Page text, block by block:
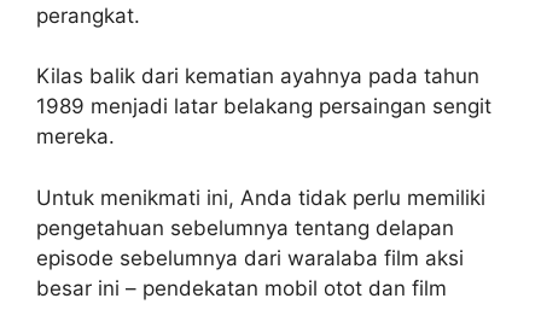
perangkat.
Kilas balik dari kematian ayahnya pada tahun
1989 menjadi latar belakang persaingan sengit
mereka.
Untuk menikmati ini, Anda tidak perlu memiliki
pengetahuan sebelumnya tentang delapan
episode sebelumnya dari waralaba film aksi
besar ini – pendekatan mobil otot dan film